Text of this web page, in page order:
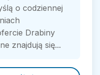
o codziennej
Drabiny
znajdują się...